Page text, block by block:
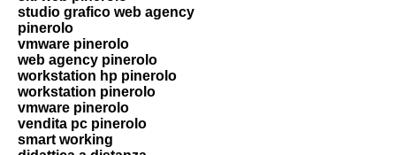
studio grafico web agency
pinerolo
vmware pinerolo
web agency pinerolo
workstation hp pinerolo
workstation pinerolo
vmware pinerolo
vendita pc pinerolo
smart working